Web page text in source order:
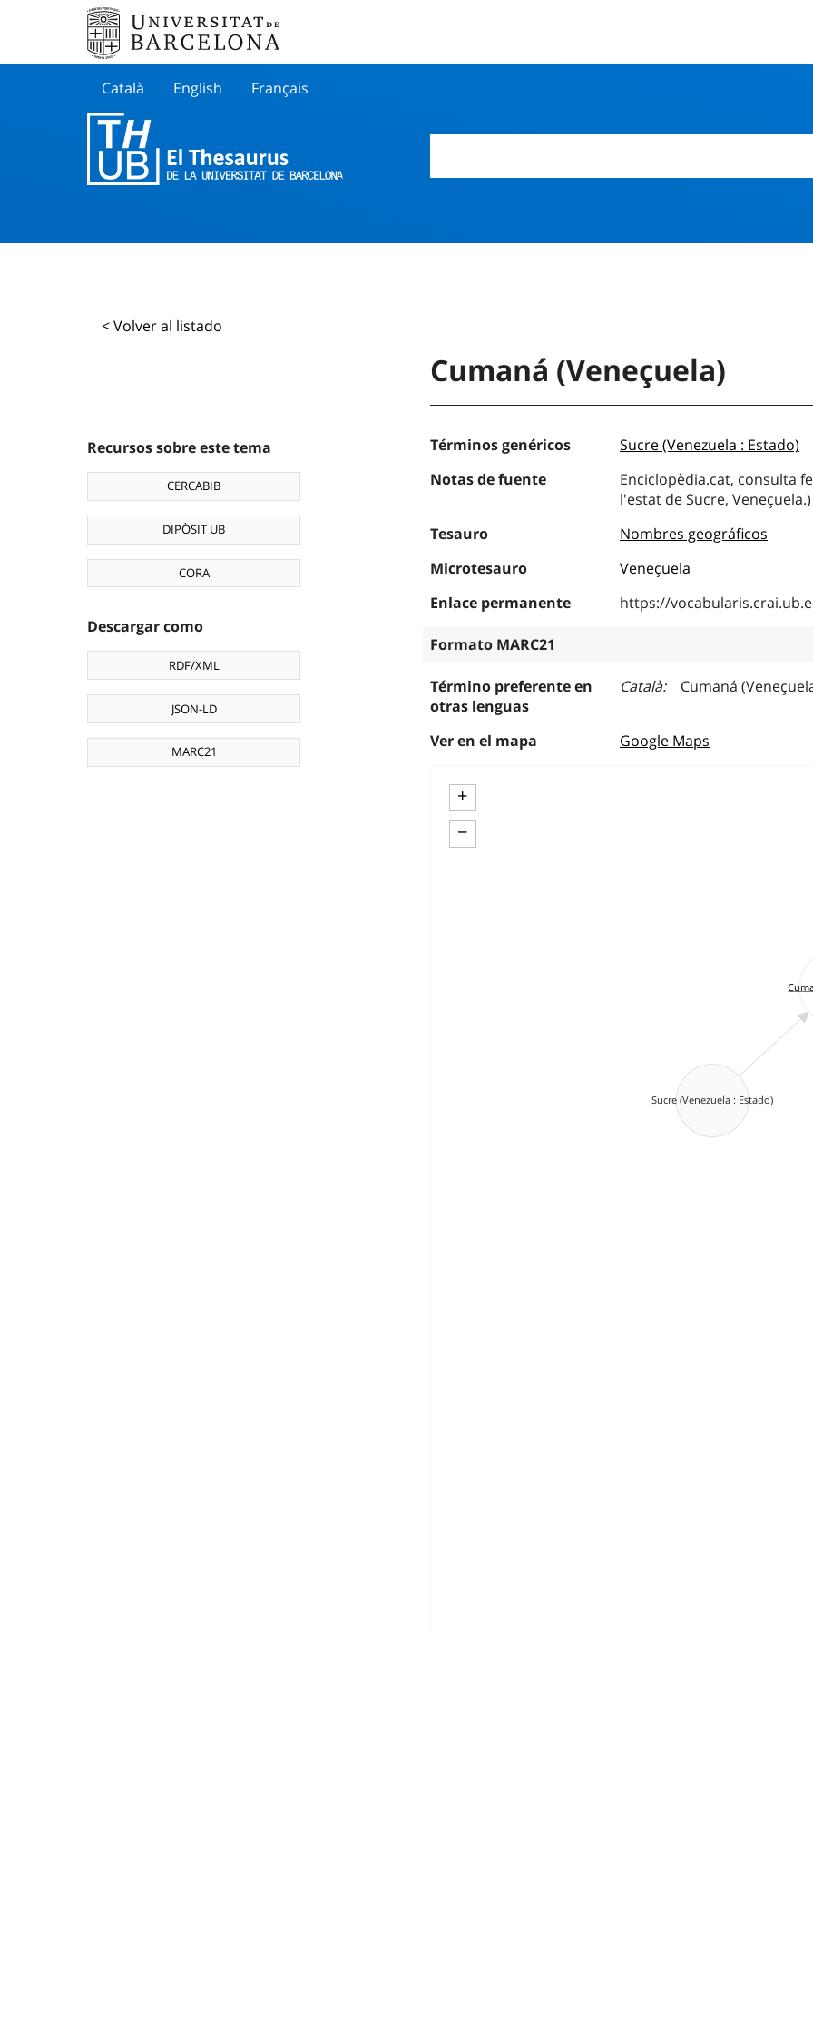
Català English Français
< Volver al listado
Recursos sobre este tema
CERCABIB
DIPÒSIT UB
CORA
Descargar como
RDF/XML
JSON-LD
MARC21
Cumaná (Veneçuela)
Términos genéricos
Sucre (Venezuela : Estado)
Notas de fuente
Enciclopèdia.cat, consulta
l'estat de Sucre, Veneçuela.)
Tesauro
Nombres geográficos
Microtesauro
Veneçuela
Enlace permanente
https://
Formato MARC21
Término preferente en
otras lenguas
Català Cumaná
Ver en el mapa Google Maps
+
−
Sucre (Venezuela : Estado)